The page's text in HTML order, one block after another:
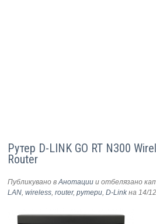
Рутер D-LINK GO RT N300
Router
Публикувано вАнотации и отбелязано
LAN,wireless,router,рутери,D-Link на 14/